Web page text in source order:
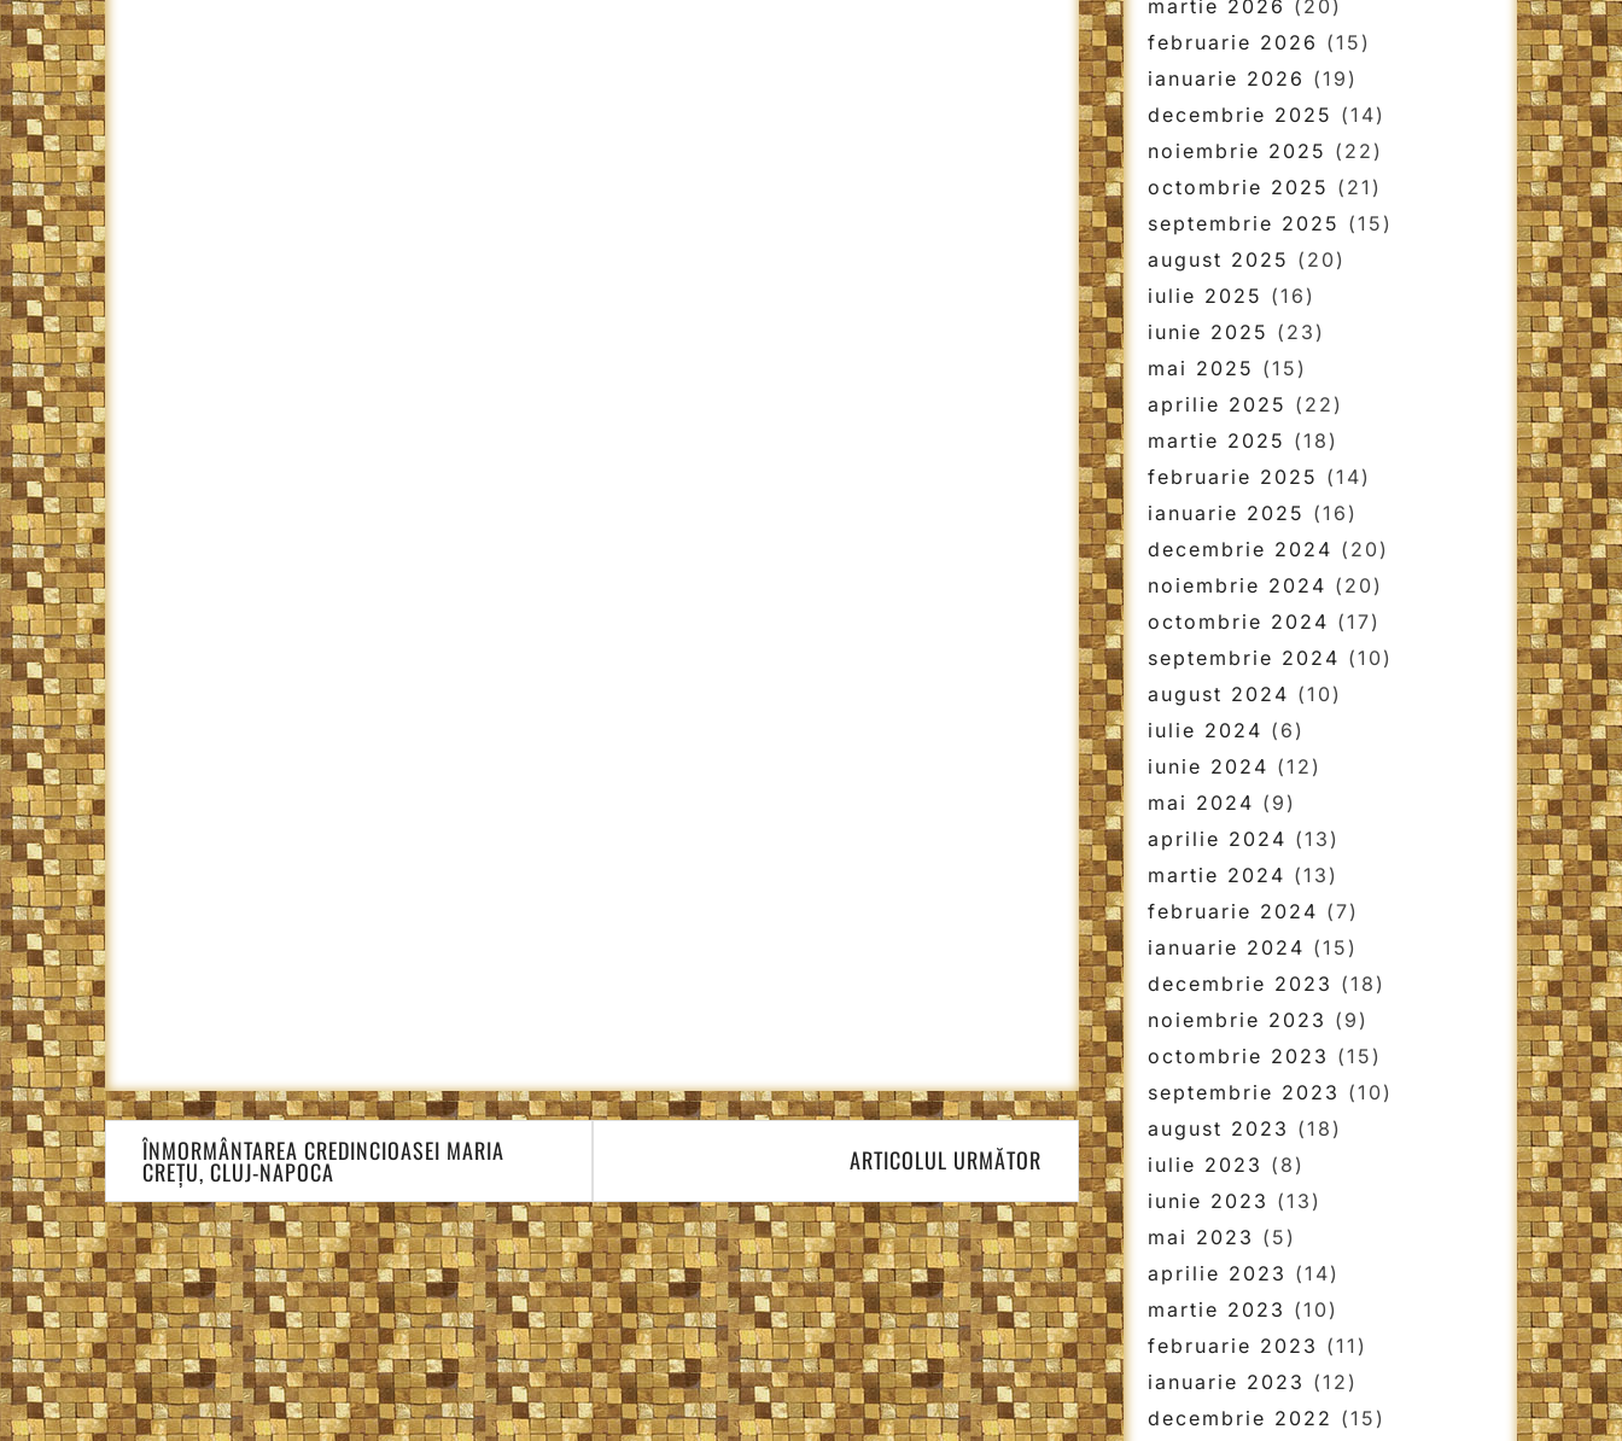
Navigare
în
articole
ÎNMORMÂNTAREA CREDINCIOASEI MARIA
CREȚU, CLUJ-NAPOCA ARTICOLUL URMĂTOR
martie 2026 (20)
februarie 2026 (15)
ianuarie 2026 (19)
decembrie 2025 (14)
noiembrie 2025 (22)
octombrie 2025 (21)
septembrie 2025 (15)
august 2025 (20)
iulie 2025 (16)
iunie 2025 (23)
mai 2025 (15)
aprilie 2025 (22)
martie 2025 (18)
februarie 2025 (14)
ianuarie 2025 (16)
decembrie 2024 (20)
noiembrie 2024 (20)
octombrie 2024 (17)
septembrie 2024 (10)
august 2024 (10)
iulie 2024 (6)
iunie 2024 (12)
mai 2024 (9)
aprilie 2024 (13)
martie 2024 (13)
februarie 2024 (7)
ianuarie 2024 (15)
decembrie 2023 (18)
noiembrie 2023 (9)
octombrie 2023 (15)
septembrie 2023 (10)
august 2023 (18)
iulie 2023 (8)
iunie 2023 (13)
mai 2023 (5)
aprilie 2023 (14)
martie 2023 (10)
februarie 2023 (11)
ianuarie 2023 (12)
decembrie 2022 (15)